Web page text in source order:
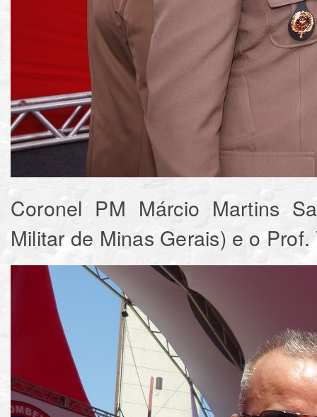
Coronel PM Márcio Martins
Militar de Minas Gerais) e o Prof.